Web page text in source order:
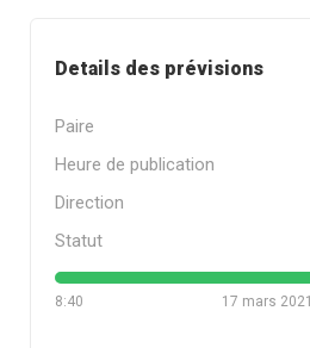
Details des prévisions
Paire
Heure de publication
Direction
Statut
8:40 17 mars 2021